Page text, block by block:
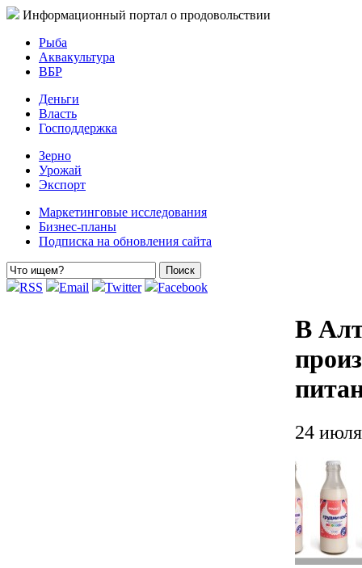
Информационный портал о продовольствии
Рыба
Аквакультура
ВБР
Деньги
Власть
Господдержка
Зерно
Урожай
Экспорт
Маркетинговые исследования
Бизнес-планы
Подписка на обновления сайта
RSS Email Twitter Facebook
В
24